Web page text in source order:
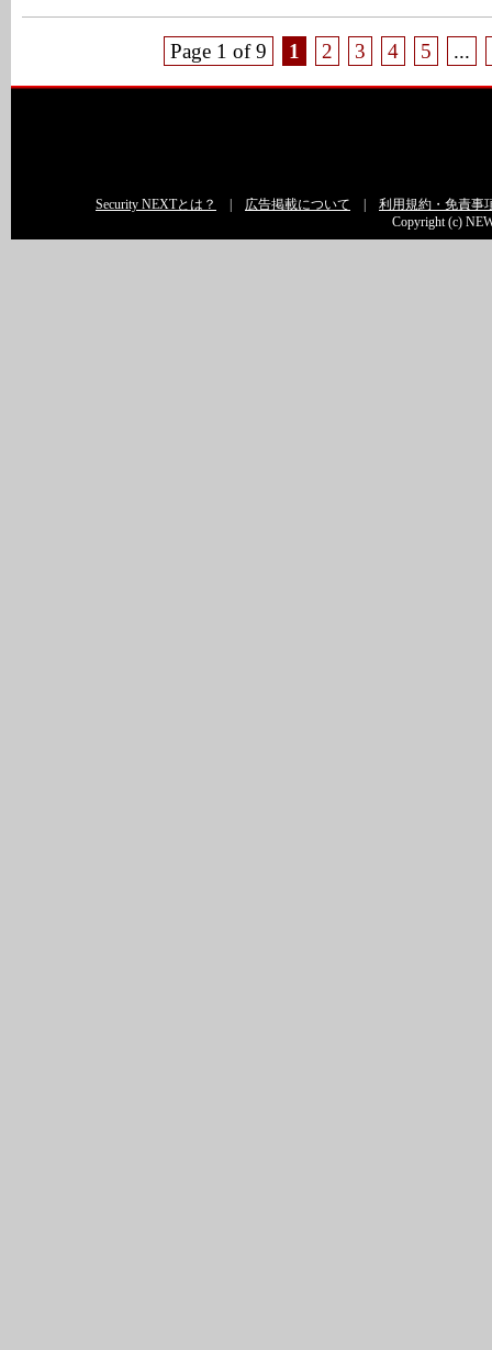
Page 1 of 9 1 2 3 4 5 ...
Security NEXTとは？ 広告掲載について
利用規約・免責事
Copyright (c)